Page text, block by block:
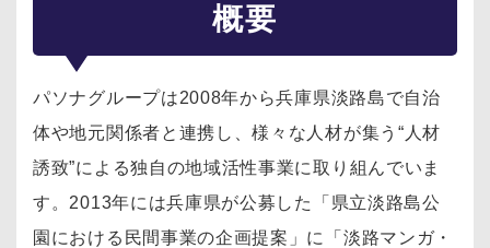
概要
パソナグループは2008年から兵庫県淡路島で自治
体や地元関係者と連携し、様々な人材が集う“人材
誘致”による独自の地域活性事業に取り組んでいま
す。2013年には兵庫県が公募した「県立淡路島公
園における民間事業の企画提案」に「淡路マンガ・